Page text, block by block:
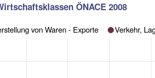
ÖNACE 2008
von Waren - Exporte Verkehr,